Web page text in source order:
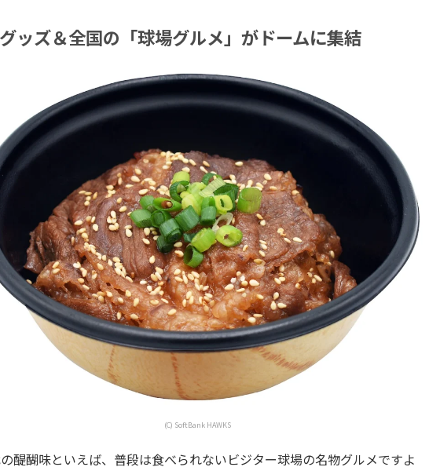
ッズ＆全国の「球場グルメ」がドームに集結
(C) SoftBank HAWKS
醍醐味といえば、普段は食べられないビジター球場の名物グルメですよ